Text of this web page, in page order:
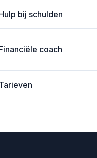
bij schulden
coach